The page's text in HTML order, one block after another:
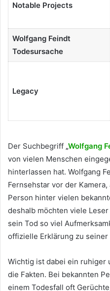
Notable Projects
Wolfgang Feindt
Todesursache
Legacy
Der Suchbegriff „Wolfgang
von vielen Menschen
hinterlassen hat. Wolfgang
Fernsehstar vor der
Person hinter vielen
deshalb möchten viele
sein Tod so viel
offizielle Erklärung zu
Wichtig ist dabei ein ruhiger
die Fakten. Bei bekannten
einem Todesfall oft